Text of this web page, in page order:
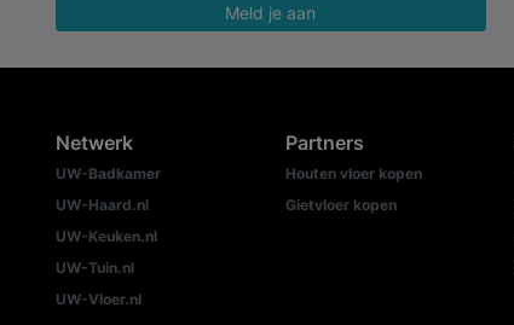
Meld je aan
Netwerk
UW-Badkamer
UW-Haard.nl
UW-Keuken.nl
UW-Tuin.nl
UW-Vloer.nl
Partners
Houten vloer kopen
Gietvloer kopen